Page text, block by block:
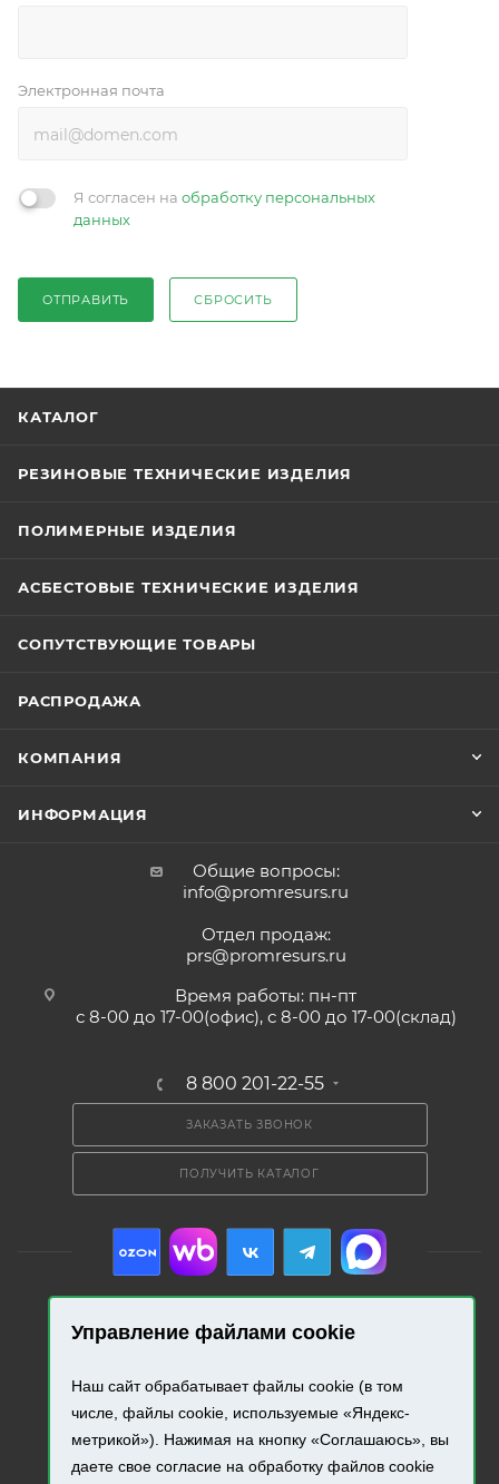
Управление файлами cookie
Наш сайт обрабатывает файлы cookie (в том
числе, файлы cookie, используемые «Яндекс-
метрикой»). Нажимая на кнопку «Соглашаюсь», вы
даете свое согласие на обработку файлов cookie
Электронная почта
Я согласен на обработку персональных
данных
ОТПРАВИТЬ СБРОСИТЬ
КАТАЛОГ
РЕЗИНОВЫЕ ТЕХНИЧЕСКИЕ ИЗДЕЛИЯ
ПОЛИМЕРНЫЕ ИЗДЕЛИЯ
АСБЕСТОВЫЕ ТЕХНИЧЕСКИЕ ИЗДЕЛИЯ
СОПУТСТВУЮЩИЕ ТОВАРЫ
РАСПРОДАЖА
КОМПАНИЯ
ИНФОРМАЦИЯ
Общие вопросы:
info@promresurs.ru
Отдел продаж:
prs@promresurs.ru
Время работы: пн-пт
с 8-00 до 17-00(офис), с 8-00 до 17-00(склад)
8 800 201-22-55
ЗАКАЗАТЬ ЗВОНОК
ПОЛУЧИТЬ КАТАЛОГ
2026 © «Промресурс». Все права защищены.
Разработка и продвижение сайта.